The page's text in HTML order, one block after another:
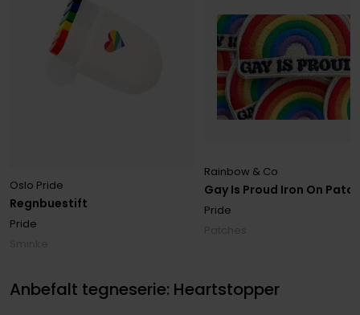
Regnbuestift
Oslo Pride
Pride
Gay Is Proud Iron On
Rainbow & Co
Pride
Anbefalt tegneserie: Heartstopper